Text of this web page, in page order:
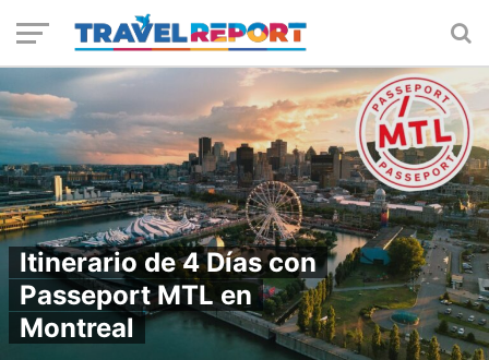
Itinerario de 4 Días con
Passeport MTL en
Montreal